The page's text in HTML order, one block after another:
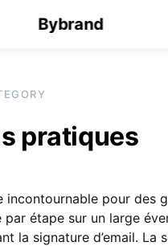
Bybrand
pratiques
incontournable pour des
étape sur un large
la signature d’email. La